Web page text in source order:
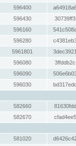
596400
596430
596160
596280
5961801
596080
596090
596030
582660
582670
581020